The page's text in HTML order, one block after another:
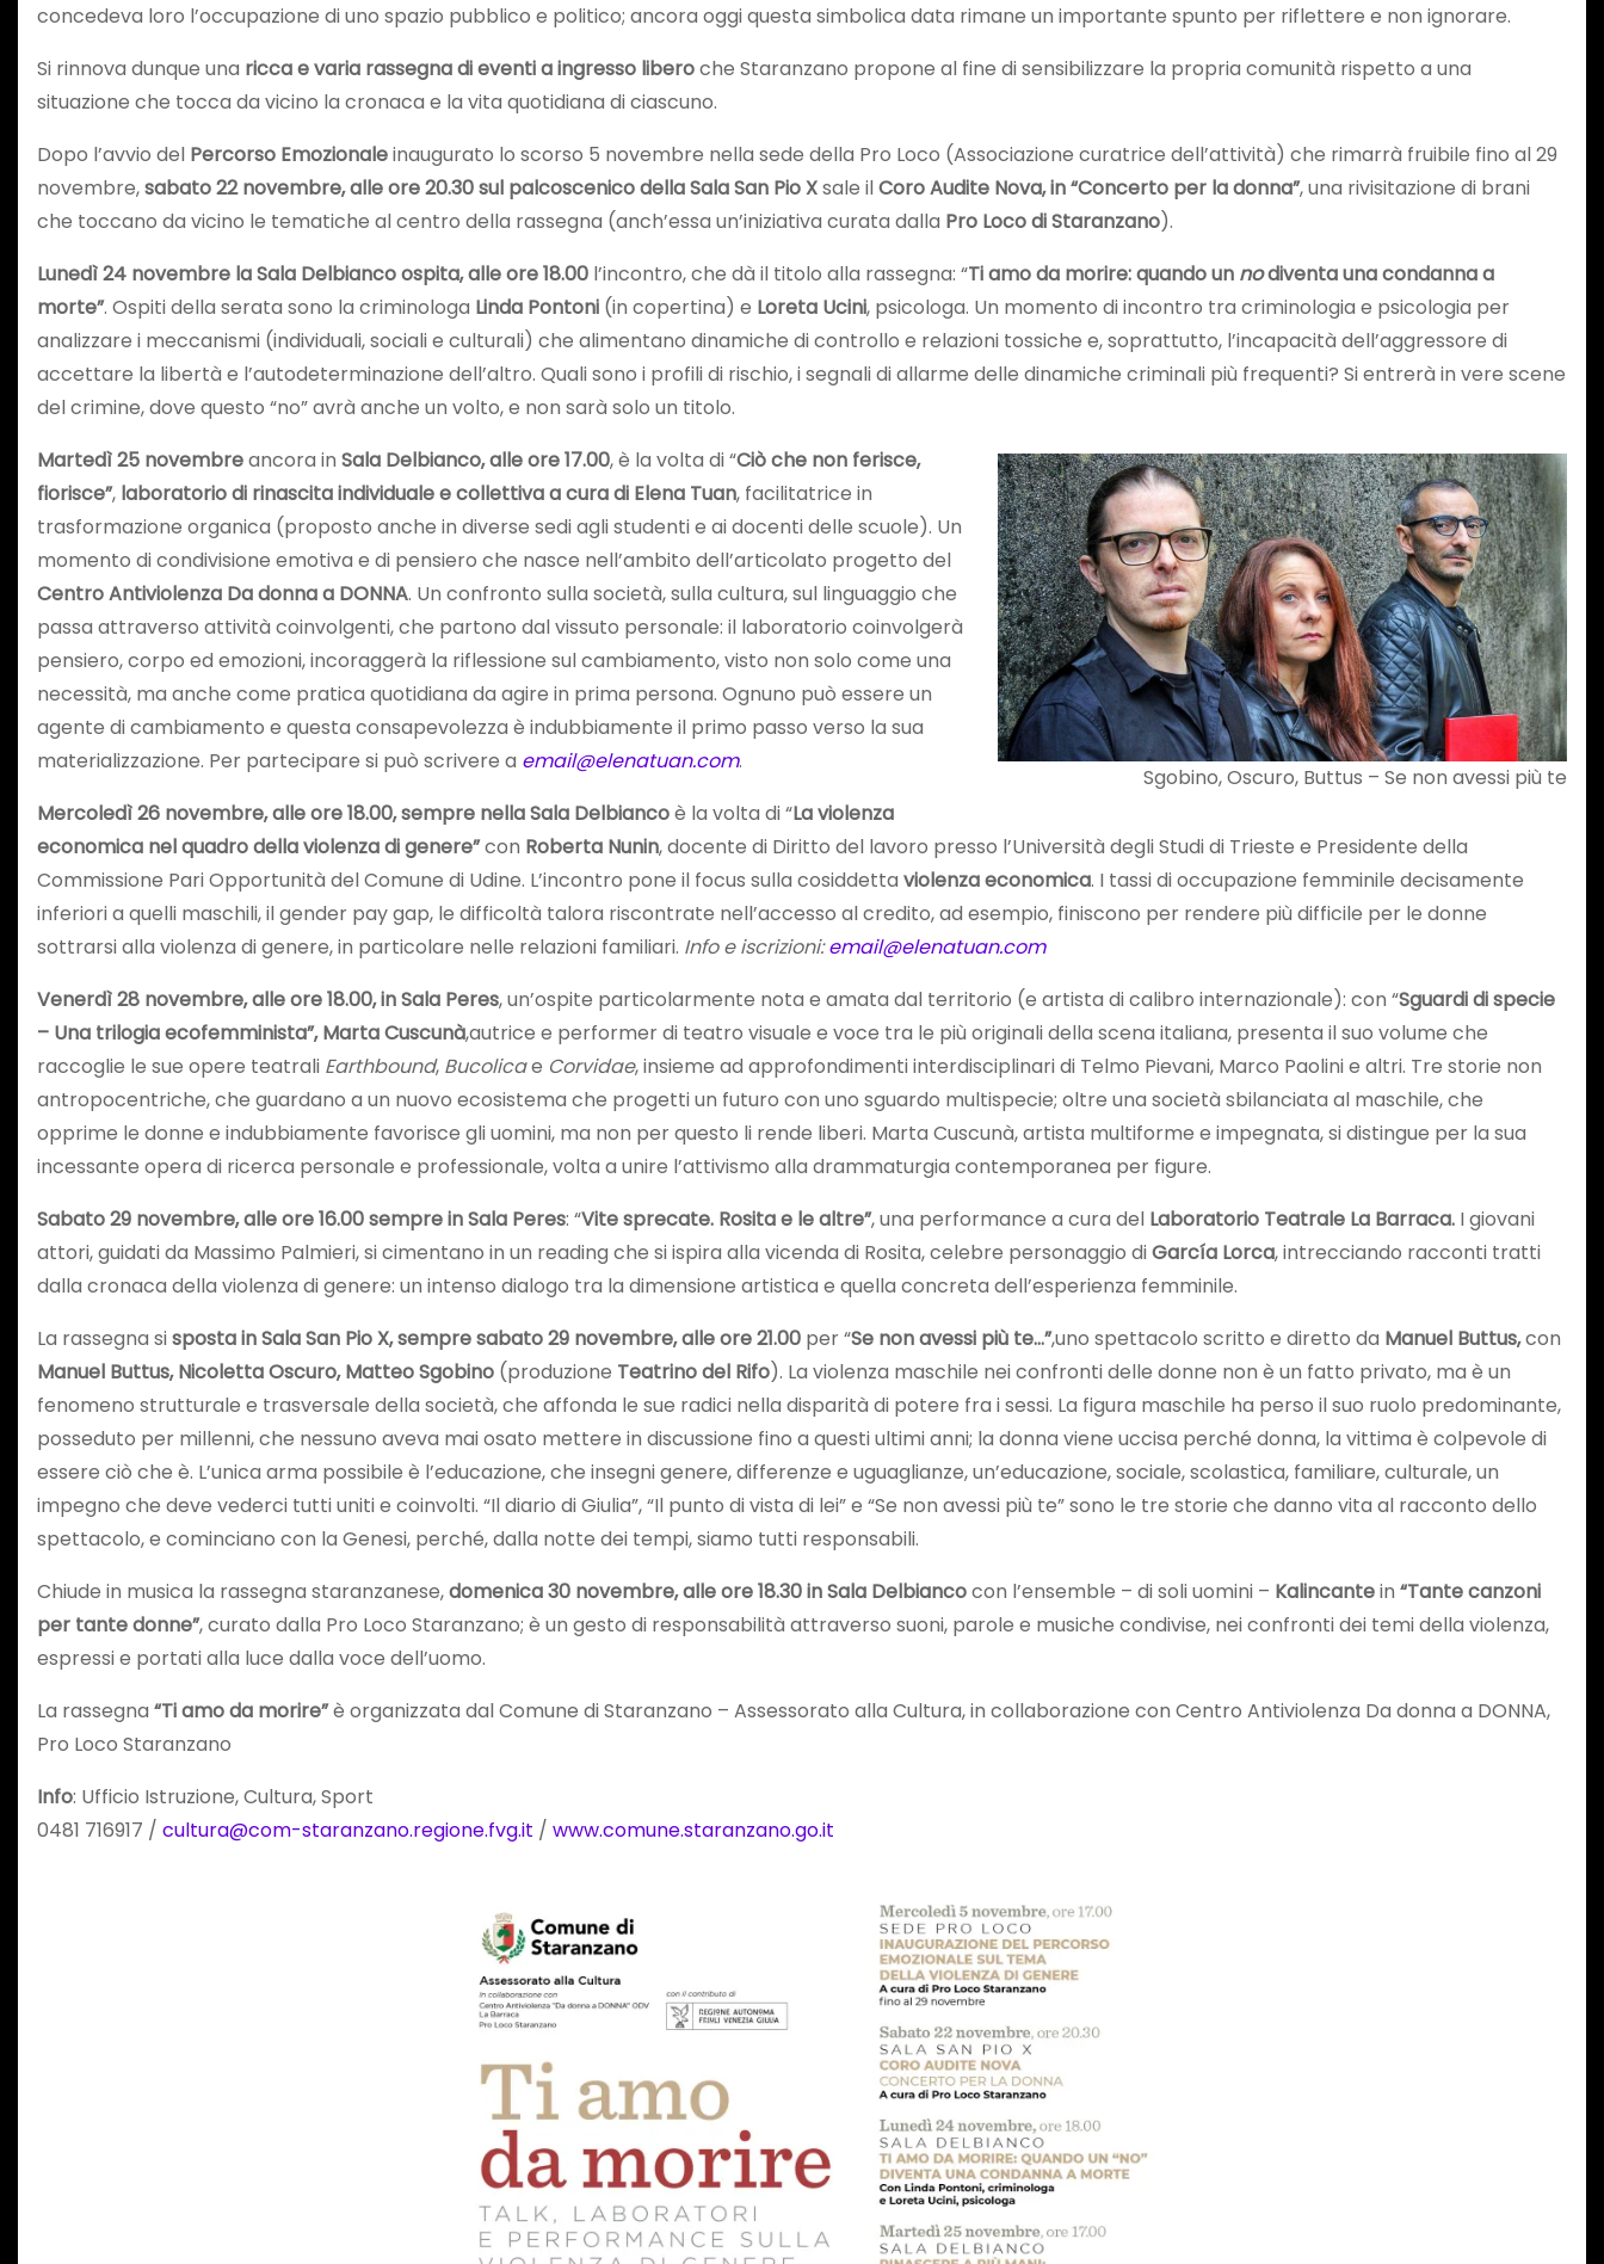
concedeva loro l’occupazione di uno spazio pubblico e politico; ancora oggi questa simbolica data rimane un importante spunto per riflettere e non ignorare.
Si rinnova dunque una ricca e varia rassegna di eventi a ingresso liberoche Staranzano propone al fine di sensibilizzare la propria comunità rispetto a una
situazione che tocca da vicino la cronaca e la vita quotidiana di ciascuno.
Dopo l’avvio del Percorso Emozionaleinaugurato lo scorso 5 novembre nella sede della Pro Loco (Associazione curatrice dell’attività) che rimarrà fruibile fino al 29
novembre,sabato 22 novembre, alle ore 20.30 sul palcoscenico della Sala San Pio Xsale ilCoro Audite Nova, in “Concerto per la donna”, una rivisitazione di brani
che toccano da vicino le tematiche al centro della rassegna (anch’essa un’iniziativa curata dalla Pro Loco di Staranzano).
Lunedì 24 novembre la Sala Delbianco ospita, alle ore 18.00 l’incontro, che dà il titolo alla rassegna: “Ti amo da morire: quando un nodiventa una condanna a
morte”. Ospiti della serata sono la criminologa Linda Pontoni (in copertina) e Loreta Ucini, psicologa. Un momento di incontro tra criminologia e psicologia per
analizzare i meccanismi (individuali, sociali e culturali) che alimentano dinamiche di controllo e relazioni tossiche e, soprattutto, l’incapacità dell’aggressore di
accettare la libertà e l’autodeterminazione dell’altro. Quali sono i profili di rischio, i segnali di allarme delle dinamiche criminali più frequenti? Si entrerà in vere scene
del crimine, dove questo “no” avrà anche un volto, e non sarà solo un titolo.
Sgobino, Oscuro, Buttus – Se non avessi più te
Martedì 25 novembreancora in Sala Delbianco, alle ore 17.00, è la volta di “Ciò che non ferisce,
fiorisce”, laboratorio di rinascita individuale e collettiva a cura di Elena Tuan, facilitatrice in
trasformazione organica (proposto anche in diverse sedi agli studenti e ai docenti delle scuole). Un
momento di condivisione emotiva e di pensiero che nasce nell’ambito dell’articolato progetto del
Centro Antiviolenza Da donna a DONNA. Un confronto sulla società, sulla cultura, sul linguaggio che
passa attraverso attività coinvolgenti, che partono dal vissuto personale: il laboratorio coinvolgerà
pensiero, corpo ed emozioni, incoraggerà la riflessione sul cambiamento, visto non solo come una
necessità, ma anche come pratica quotidiana da agire in prima persona. Ognuno può essere un
agente di cambiamento e questa consapevolezza è indubbiamente il primo passo verso la sua
materializzazione. Per partecipare si può scrivere a email@elenatuan.com.
Mercoledì 26 novembre, alle ore 18.00, sempre nella Sala Delbiancoè la volta di “La violenza
economica nel quadro della violenza di genere”con Roberta Nunin, docente di Diritto del lavoro presso l’Università degli Studi di Trieste e Presidente della
Commissione Pari Opportunità del Comune di Udine. L’incontro pone il focus sulla cosiddetta violenza economica. I tassi di occupazione femminile decisamente
inferiori a quelli maschili, il gender pay gap, le difficoltà talora riscontrate nell’accesso al credito, ad esempio, finiscono per rendere più difficile per le donne
sottrarsi alla violenza di genere, in particolare nelle relazioni familiari. Info e iscrizioni:email@elenatuan.com
Venerdì 28 novembre, alle ore 18.00, in Sala Peres, un’ospite particolarmente nota e amata dal territorio (e artista di calibro internazionale): con “Sguardi di specie
– Una trilogia ecofemminista”, Marta Cuscunà,autrice e performer di teatro visuale e voce tra le più originali della scena italiana, presenta il suo volume che
raccoglie le sue opere teatrali Earthbound, Bucolicae Corvidae, insieme ad approfondimenti interdisciplinari di Telmo Pievani, Marco Paolini e altri. Tre storie non
antropocentriche, che guardano a un nuovo ecosistema che progetti un futuro con uno sguardo multispecie; oltre una società sbilanciata al maschile, che
opprime le donne e indubbiamente favorisce gli uomini, ma non per questo li rende liberi. Marta Cuscunà, artista multiforme e impegnata, si distingue per la sua
incessante opera di ricerca personale e professionale, volta a unire l’attivismo alla drammaturgia contemporanea per figure.
Sabato 29 novembre, alle ore 16.00 sempre in Sala Peres: “Vite sprecate. Rosita e le altre”, una performance a cura del Laboratorio Teatrale La Barraca. I giovani
attori, guidati da Massimo Palmieri, si cimentano in un reading che si ispira alla vicenda di Rosita, celebre personaggio diGarcía Lorca, intrecciando racconti tratti
dalla cronaca della violenza di genere: un intenso dialogo tra la dimensione artistica e quella concreta dell’esperienza femminile.
La rassegna sisposta in Sala San Pio X, sempre sabato 29 novembre, alle ore 21.00 per “Se non avessi più te…”,uno spettacolo scritto e diretto da Manuel Buttus,con
Manuel Buttus, Nicoletta Oscuro, Matteo Sgobino (produzione Teatrino del Rifo). La violenza maschile nei confronti delle donne non è un fatto privato, ma è un
fenomeno strutturale e trasversale della società, che affonda le sue radici nella disparità di potere fra i sessi. La figura maschile ha perso il suo ruolo predominante,
posseduto per millenni, che nessuno aveva mai osato mettere in discussione fino a questi ultimi anni; la donna viene uccisa perché donna, la vittima è colpevole di
essere ciò che è. L’unica arma possibile è l’educazione, che insegni genere, differenze e uguaglianze, un’educazione, sociale, scolastica, familiare, culturale, un
impegno che deve vederci tutti uniti e coinvolti. “Il diario di Giulia”, “Il punto di vista di lei” e “Se non avessi più te” sono le tre storie che danno vita al racconto dello
spettacolo, e cominciano con la Genesi, perché, dalla notte dei tempi, siamo tutti responsabili.
Chiude in musica la rassegna staranzanese,domenica 30 novembre, alle ore 18.30 in Sala Delbiancocon l’ensemble – di soli uomini – Kalincantein “Tante canzoni
per tante donne”, curato dalla Pro Loco Staranzano; è un gesto di responsabilità attraverso suoni, parole e musiche condivise, nei confronti dei temi della violenza,
espressi e portati alla luce dalla voce dell’uomo.
La rassegna “Ti amo da morire”è organizzata dal Comune di Staranzano – Assessorato alla Cultura, in collaborazione con Centro Antiviolenza Da donna a DONNA,
Pro Loco Staranzano
Info: Ufficio Istruzione, Cultura, Sport
0481 716917 / cultura@com-staranzano.regione.fvg.it / www.comune.staranzano.go.it